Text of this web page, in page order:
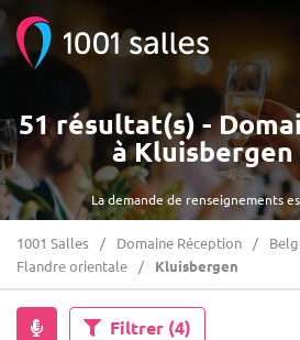
La demande de renseignements
51 résultat(s) -
à Kluisbergen
1001 Salles Domaine Réception
Flandre orientale
Kluisbergen
Filtrer (4)